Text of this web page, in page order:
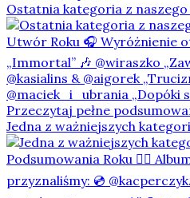
Ostatnia kategoria z
Jedna z ważniejszych